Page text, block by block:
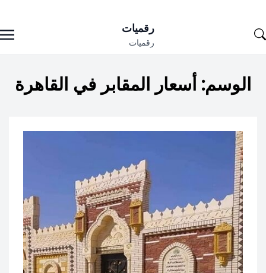
to
رقميات
رقميات
الوسم: أسعار المقابر في القاهرة